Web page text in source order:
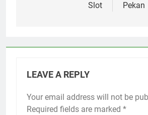
Slot
Pekan
LEAVE A REPLY
Your email address will not be
Required fields are marked *